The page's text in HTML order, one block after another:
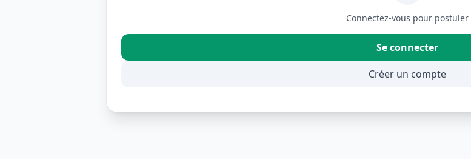
Connectez-vous pour postuler
Se connecter
Créer un compte